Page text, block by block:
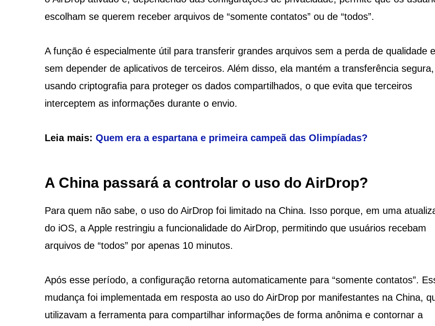
escolham se querem receber arquivos de “somente contatos” ou de “todos”.
A função é especialmente útil para transferir grandes arquivos sem a perda de qualidade e
sem depender de aplicativos de terceiros. Além disso, ela mantém a transferência segura,
usando criptografia para proteger os dados compartilhados, o que evita que terceiros
interceptem as informações durante o envio.
Leia mais: Quem era a espartana e primeira campeã das Olimpíadas?
A China passará a controlar o uso do AirDrop?
Para quem não sabe, o uso do AirDrop foi limitado na China. Isso porque, em uma
do iOS, a Apple restringiu a funcionalidade do AirDrop, permitindo que usuários recebam
arquivos de “todos” por apenas 10 minutos.
Após esse período, a configuração retorna automaticamente para “somente contatos”.
mudança foi implementada em resposta ao uso do AirDrop por manifestantes na China,
utilizavam a ferramenta para compartilhar informações de forma anônima e contornar a